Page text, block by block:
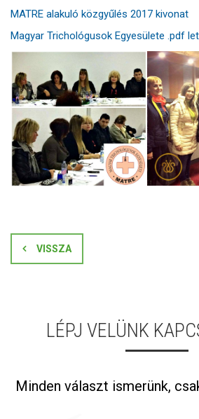
MATRE alakuló közgyűlés 2017 kivonat
Magyar Trichológusok Egyesülete .pdf
VISSZA
LÉPJ VELÜNK
Minden választ ismerünk,